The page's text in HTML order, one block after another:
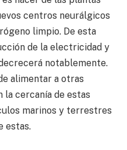
centros neurálgicos
limpio. De esta
de la electricidad y
notablemente.
alimentar a otras
la cercanía de estas
marinos y terrestres
estas.